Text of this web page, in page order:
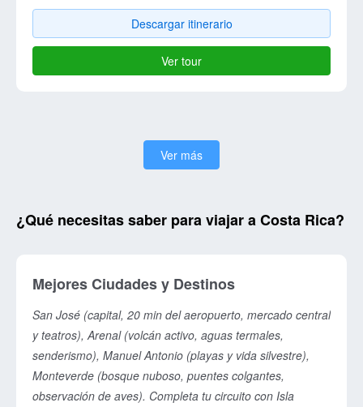
Descargar itinerario
Ver tour
Ver más
¿Qué necesitas saber para viajar a Costa Rica?
Mejores Ciudades y Destinos
San José (capital, 20 min del aeropuerto, mercado central
y teatros), Arenal (volcán activo, aguas termales,
senderismo), Manuel Antonio (playas y vida silvestre),
Monteverde (bosque nuboso, puentes colgantes,
observación de aves). Completa tu circuito con Isla